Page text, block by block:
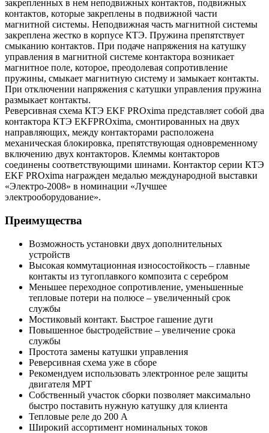
закрепленных в нем неподвижных контактов, подвижных
контактов, которые закреплены в подвижной части
магнитной системы. Неподвижная часть магнитной системы
закреплена жестко в корпусе КTЭ. Пружина препятствует
смыканию контактов. При подаче напряжения на катушку
управления в магнитной системе контактора возникает
магнитное поле, которое, преодолевая сопротивление
пружины, смыкает магнитную систему и замыкает контакты.
При отключении напряжения с катушки управления пружина
размыкает контакты.
Реверсивная схема КТЭ EKF PROxima представляет собой два
контактора КТЭ EKFPROxima, смонтированных на двух
направляющих, между контакторами расположена
механическая блокировка, препятствующая одновременному
включению двух контакторов. Клеммы контакторов
соединены соответствующими шинами. Контактор серии КТЭ
EKF PROxima награжден медалью международной выставки
«Электро-2008» в номинации «Лучшее
электрооборудование».
Преимущества
Возможность установки двух дополнительных
устройств
Высокая коммутационная износостойкость – главные
контакты из тугоплавкого композита с серебром
Меньшее переходное сопротивление, уменьшенные
тепловые потери на полюсе – увеличенный срок
службы
Мостиковый контакт. Быстрое гашение дуги
Повышенное быстродействие – увеличение срока
службы
Простота замены катушки управления
Реверсивная схема уже в сборе
Рекомендуем использовать электронное реле защиты
двигателя МРТ
Собственный участок сборки позволяет максимально
быстро поставить нужную катушку для клиента
Тепловые реле до 200 А
Широкий ассортимент номинальных токов